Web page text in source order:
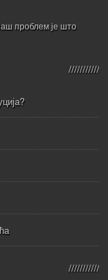
проблем је што